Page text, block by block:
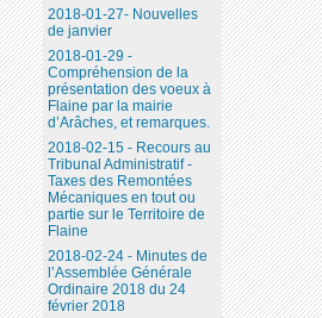
2018-01-27- Nouvelles
de janvier
2018-01-29 -
Compréhension de la
présentation des voeux à
Flaine par la mairie
d’Arâches, et remarques.
2018-02-15 - Recours au
Tribunal Administratif -
Taxes des Remontées
Mécaniques en tout ou
partie sur le Territoire de
Flaine
2018-02-24 - Minutes de
l’Assemblée Générale
Ordinaire 2018 du 24
février 2018